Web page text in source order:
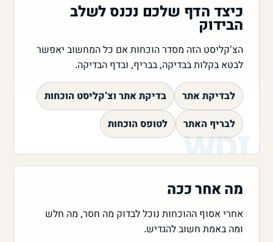
כיצד הדף שלכם נכנס לשלב
הבידוק
הצ'קליסט הזה מסדר הוכחות אם כל המחשוב יאפשר
לבטא בקלות בבדיקה, בבריף, ובדף הבדיקה.
לבדיקת אתר בדיקת אתר וצ'קליסט הוכחות
לבריף האתר לטופס הוכחות
מה אחר ככה
אחרי אסוף ההוכחות נוכל לבדוק מה חסר, מה חלש
ומה באמת חשוב להגדיש.